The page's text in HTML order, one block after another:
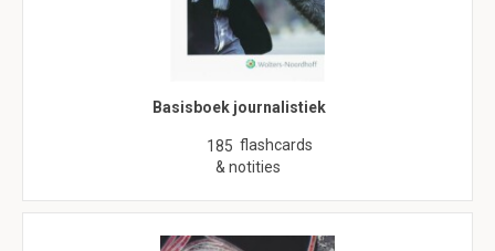
Basisboek journalistiek
185 flashcards
& notities